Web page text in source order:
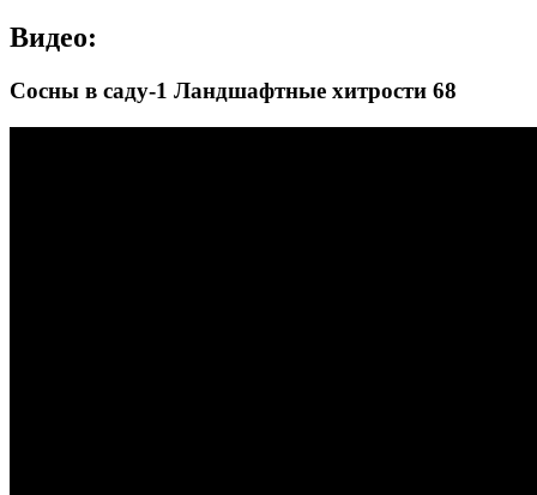
Видео:
Сосны в саду-1 Ландшафтные хитрости 68